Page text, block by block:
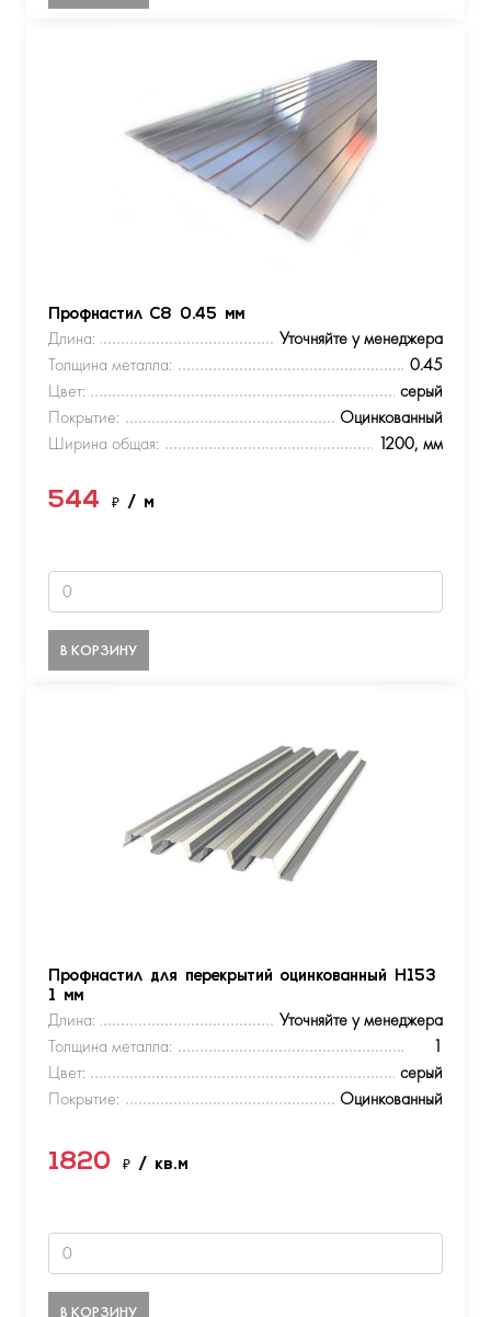
Профнастил С8 0.45 мм
Длина:
Уточняйте у менеджера
Толщина металла:
0.45
Цвет:
серый
Покрытие:
Оцинкованный
Ширина общая:
1200, мм
544 ₽ / м
В КОРЗИНУ
Профнастил для перекрытий оцинкованный Н153
1 мм
Длина:
Уточняйте у менеджера
Толщина металла:
1
Цвет:
серый
Покрытие:
Оцинкованный
1820 ₽ / кв.м
В КОРЗИНУ